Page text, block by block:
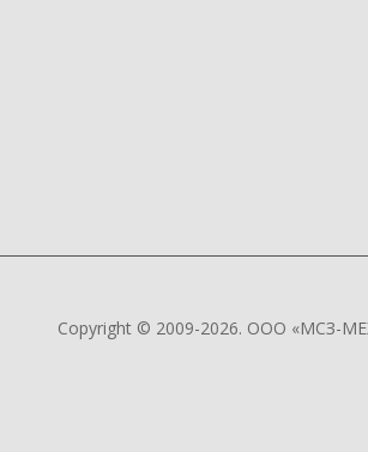
Copyright © 2009-2026. ООО «МСЗ-